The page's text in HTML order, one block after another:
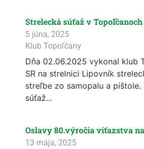
Strelecká súťaž v Topoľčanoch
5 júna, 2025
Klub Topoľčany
Dňa 02.06.2025 vykonal klub
SR na strelnici Lipovník
streľbe zo samopalu a pištole.
súťaž...
Oslavy 80.výročia víťazstva
13 mája, 2025